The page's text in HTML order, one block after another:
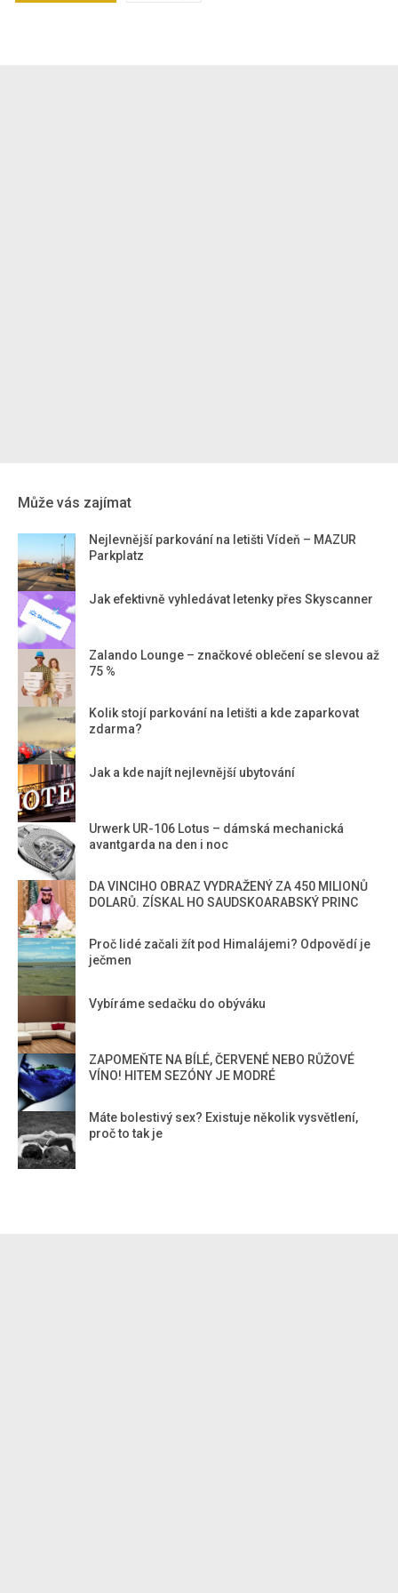
Může vás zajímat
Nejlevnější parkování na letišti Vídeň – MAZUR
Parkplatz
Jak efektivně vyhledávat letenky přes Skyscanner
Zalando Lounge – značkové oblečení se slevou až
75 %
Kolik stojí parkování na letišti a kde zaparkovat
zdarma?
Jak a kde najít nejlevnější ubytování
Urwerk UR-106 Lotus – dámská mechanická
avantgarda na den i noc
DA VINCIHO OBRAZ VYDRAŽENÝ ZA 450 MILIONŮ
DOLARŮ. ZÍSKAL HO SAUDSKOARABSKÝ PRINC
Proč lidé začali žít pod Himalájemi? Odpovědí je
ječmen
Vybíráme sedačku do obýváku
ZAPOMEŇTE NA BÍLÉ, ČERVENÉ NEBO RŮŽOVÉ
VÍNO! HITEM SEZÓNY JE MODRÉ
Máte bolestivý sex? Existuje několik vysvětlení,
proč to tak je